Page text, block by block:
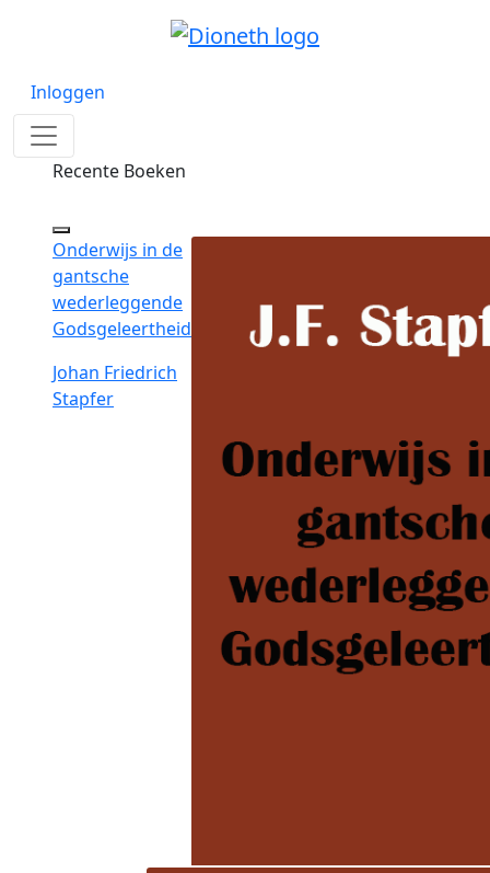
Inloggen
Recente Boeken
Onderwijs in de
gantsche
wederleggende
Godsgeleertheid
Johan Friedrich
Stapfer